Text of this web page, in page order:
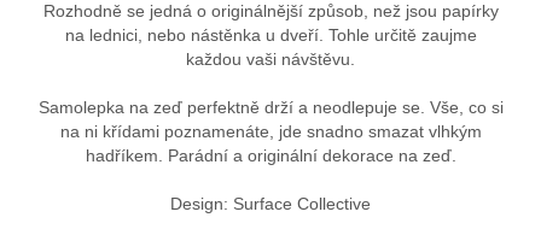
Rozhodně se jedná o originálnější způsob, než jsou papírky
na lednici, nebo nástěnka u dveří. Tohle určitě zaujme
každou vaši návštěvu.
Samolepka na zeď perfektně drží a neodlepuje se. Vše, co si
na ni křídami poznamenáte, jde snadno smazat vlhkým
hadříkem. Parádní a originální dekorace na zeď.
Design: Surface Collective